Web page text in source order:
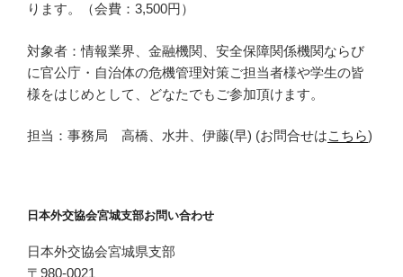
ります。（会費：3,500円）
対象者：情報業界、金融機関、安全保障関係機関ならび
に官公庁・自治体の危機管理対策ご担当者様や学生の皆
様をはじめとして、どなたでもご参加頂けます。
担当：事務局 高橋、水井、伊藤(早) (お問合せはこちら)
日本外交協会宮城支部お問い合わせ
日本外交協会宮城県支部
〒980-0021